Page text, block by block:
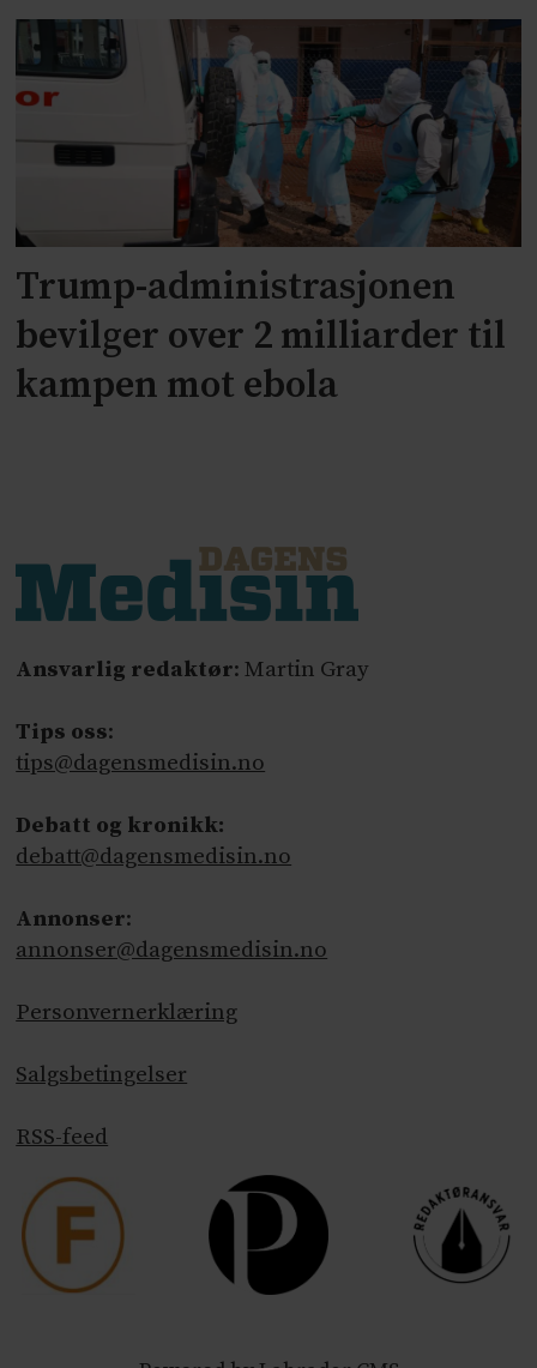
Trump-administrasjonen
bevilger over 2 milliarder til
kampen mot ebola
Ansvarlig redaktør: Martin Gray
Tips oss:
tips@dagensmedisin.no
Debatt og kronikk:
debatt@dagensmedisin.no
Annonser:
annonser@dagensmedisin.no
Personvernerklæring
Salgsbetingelser
RSS-feed